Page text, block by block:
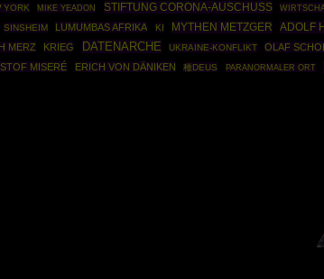
YORK MIKE YEADON STIFTUNG CORONA-AUSCHUSS
SINSHEIM LUMUMBAS AFRIKA KI MYTHEN METZGER ADOLF
MERZ KRIEG DATENARCHE UKRAINE-KONFLIKT OLAF
MISERÉ ERICH VON DÄNIKEN 種DEUS PARANORMALER ORT